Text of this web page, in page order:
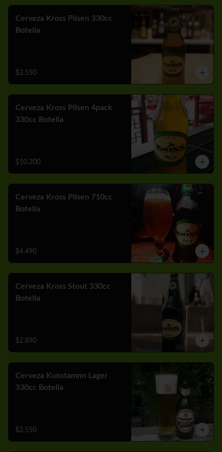
Cerveza Kross Pilsen 330cc
Botella
$2.550
Cerveza Kross Pilsen 4pack
330cc Botella
$10.200
Cerveza Kross Pilsen 710cc
Botella
$4.490
Cerveza Kross Stout 330cc
Botella
$2.890
Cerveza Kunstamnn Lager
330cc Botella
$2.550